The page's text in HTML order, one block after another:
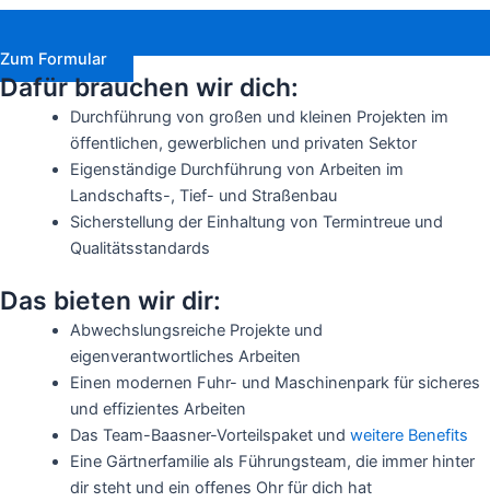
Zum Formular
Dafür brauchen wir dich:
Durchführung von großen und kleinen Projekten im
öffentlichen, gewerblichen und privaten Sektor
Eigenständige Durchführung von Arbeiten im
Landschafts-, Tief- und Straßenbau
Sicherstellung der Einhaltung von Termintreue und
Qualitätsstandards
Das bieten wir dir:
Abwechslungsreiche Projekte und
eigenverantwortliches Arbeiten
Einen modernen Fuhr- und Maschinenpark für sicheres
und effizientes Arbeiten
Das Team-Baasner-Vorteilspaket und weitere Benefits
Eine Gärtnerfamilie als Führungsteam, die immer hinter
dir steht und ein offenes Ohr für dich hat